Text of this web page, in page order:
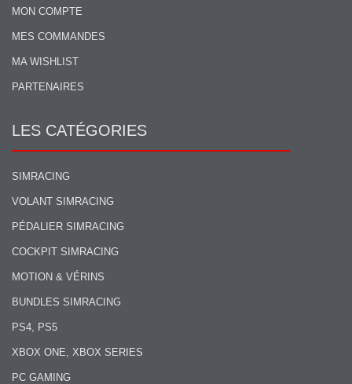
MON COMPTE
MES COMMANDES
MA WISHLIST
PARTENAIRES
LES CATÉGORIES
SIMRACING
VOLANT SIMRACING
PÉDALIER SIMRACING
COCKPIT SIMRACING
MOTION & VÉRINS
BUNDLES SIMRACING
PS4, PS5
XBOX ONE, XBOX SERIES
PC GAMING